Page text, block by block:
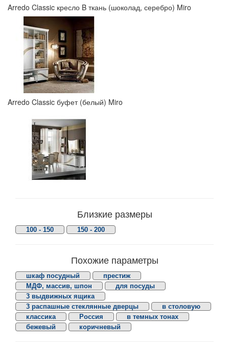
Arredo Classic кресло B ткань (шоколад, серебро) Miro
Arredo Classic буфет (белый) Miro
Близкие размеры
100 - 150 150 - 200
Похожие параметры
шкаф посудный
престиж
МДФ, массив, шпон
для посуды
3 выдвижных ящика
3 распашные стеклянные дверцы
в столовую
классика
Россия
в темных тонах
бежевый
коричневый